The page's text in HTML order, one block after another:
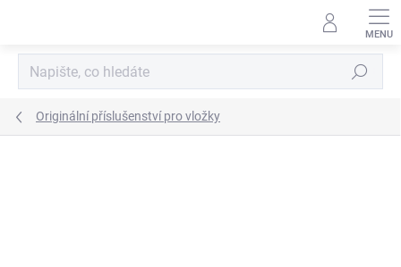
Hledat
Originální příslušenství pro vložky